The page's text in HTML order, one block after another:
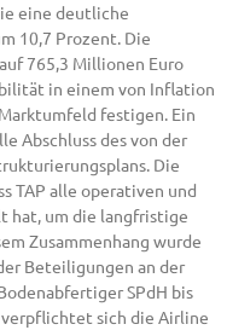
eine deutliche
10,7 Prozent. Die
765,3 Millionen Euro
in einem von Inflation
festigen. Ein
Abschluss des von der
Die
TAP alle operativen und
hat, um die langfristige
Zusammenhang wurde
Beteiligungen an der
SPdH bis
sich die Airline